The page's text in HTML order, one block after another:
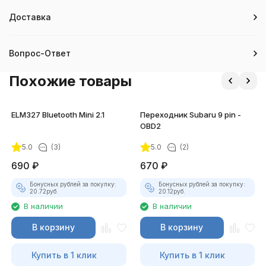
Доставка
Вопрос-Ответ
Похожие товары
ELM327 Bluetooth Mini 2.1
5.0 (3)
690 ₽
Бонусных рублей за покупку:
20.72руб.
В наличии
В корзину
Купить в 1 клик
Переходник Subaru 9 pin -
OBD2
5.0 (2)
670 ₽
Бонусных рублей за покупку:
20.12руб.
В наличии
В корзину
Купить в 1 клик